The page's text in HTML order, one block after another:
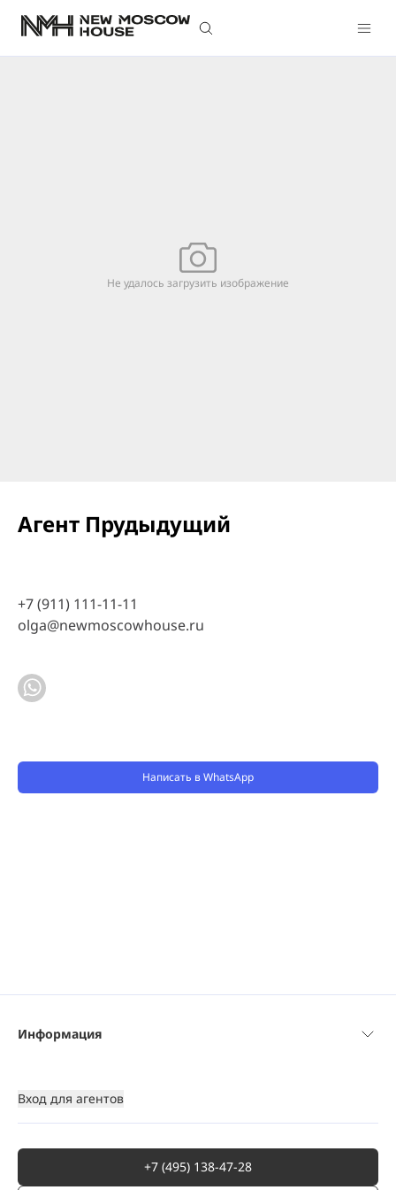
Не удалось загрузить изображение
Агент Прудыдущий
+7 (911) 111-11-11
olga@newmoscowhouse.ru
Написать в WhatsApp
+7 (495) 138-47-28
Информация
Вход для агентов